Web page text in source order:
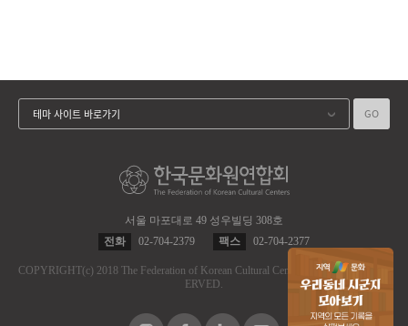
서울 마포대로 49 성우빌딩 308호
전화
02-704-2379 팩스 02-704-2377
COPYRIGHT(c) 2018 The Federation of Korean Cultural Centers.
ALL RIGHT RES
ERVED.
테마 사이트 바로가기 GO